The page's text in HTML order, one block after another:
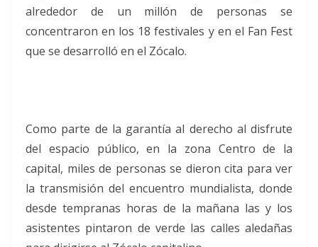
alrededor de un millón de personas se
concentraron en los 18 festivales y en el Fan Fest
que se desarrolló en el Zócalo.
Como parte de la garantía al derecho al disfrute
del espacio público, en la zona Centro de la
capital, miles de personas se dieron cita para ver
la transmisión del encuentro mundialista, donde
desde tempranas horas de la mañana las y los
asistentes pintaron de verde las calles aledañas